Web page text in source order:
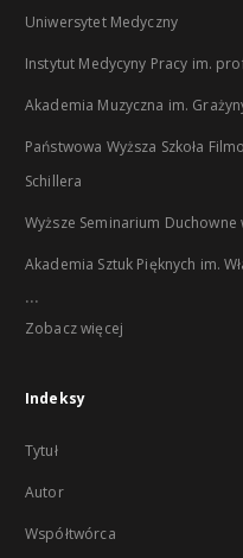
Uniwersytet Medyczny
Instytut Medycyny Pracy im.
Akademia Muzyczna im.
Państwowa Wyższa Szkoła
Schillera
Wyższe Seminarium Duchowne
Akademia Sztuk Pięknych im.
...
Zobacz więcej
Indeksy
Tytuł
Autor
Współtwórca